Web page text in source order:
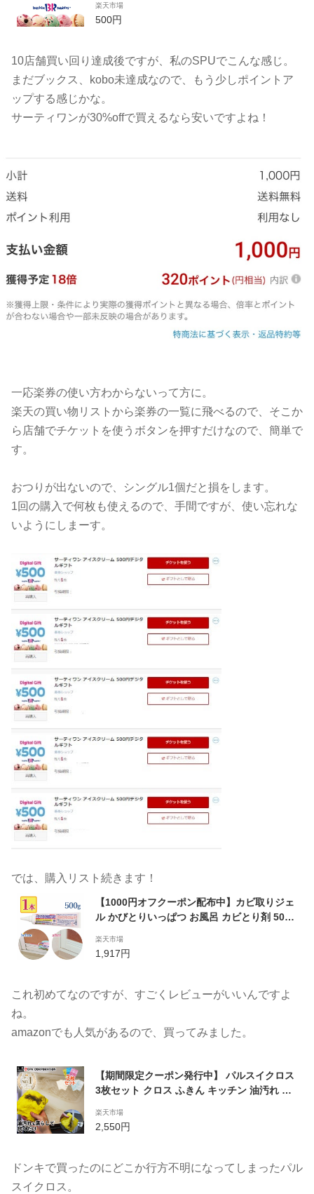
楽天市場
500円
10店舗買い回り達成後ですが、私のSPUでこんな感じ。
まだブックス、kobo未達成なので、もう少しポイントア
ップする感じかな。
サーティワンが30%offで買えるなら安いですよね！
一応楽券の使い方わからないって方に。
楽天の買い物リストから楽券の一覧に飛べるので、そこか
ら店舗でチケットを使うボタンを押すだけなので、簡単で
す。
おつりが出ないので、シングル1個だと損をします。
1回の購入で何枚も使えるので、手間ですが、使い忘れな
いようにしまーす。
では、購入リスト続きます！
【1000円オフクーポン配布中】カビ取りジェ
ル かびとりいっぱつ お風呂 カビとり剤 500g
落とし 除去 クリーナー 鈴木油脂工業 カビ取
り一発【〜 6月11日(日)01:59まで】
楽天市場
1,917円
これ初めてなのですが、すごくレビューがいいんですよ
ね。
amazonでも人気があるので、買ってみました。
【期間限定クーポン発行中】 パルスイクロス
3枚セット クロス ふきん キッチン 油汚れ コ
台所 シンク 掃除 吸水 フキン キッチンクロス
汚れ落とし 換気扇 パルスイ 日本製 レンジフ
楽天市場
2,550円
ドンキで買ったのにどこか行方不明になってしまったパル
スイクロス。